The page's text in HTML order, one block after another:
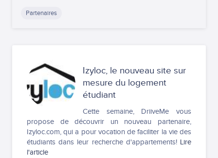
Partenaires
Izyloc, le nouveau site sur
mesure du logement
étudiant
Cette semaine, DriiveMe vous
propose de découvrir un nouveau partenaire,
Izyloc.com, qui a pour vocation de faciliter la vie des
étudiants dans leur recherche d'appartements! Lire
l'article